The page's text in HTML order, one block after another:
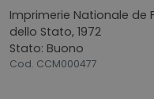
Imprimerie Nationale de
dello Stato, 1972
Stato: Buono
Cod. CCM000477